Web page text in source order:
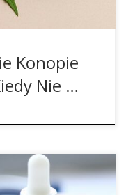
Konopie
Nie …